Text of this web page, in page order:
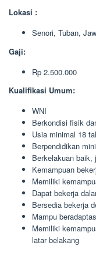
Lokasi :
Senori, Tuban,
Gaji:
Rp 2.500.000
Kualifikasi Umum:
WNI
Berkondisi fisik
Usia minimal 18
Berpendidikan
Berkelakuan baik,
Kemampuan
Memiliki
Dapat bekerja
Bersedia bekerja
Mampu
Memiliki
latar belakang